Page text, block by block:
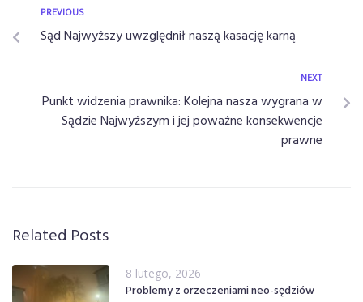
PREVIOUS
Sąd Najwyższy uwzględnił naszą kasację karną
NEXT
Punkt widzenia prawnika: Kolejna nasza wygrana w
Sądzie Najwyższym i jej poważne konsekwencje
prawne
Related Posts
8 lutego, 2026
Problemy z orzeczeniami neo-sędziów